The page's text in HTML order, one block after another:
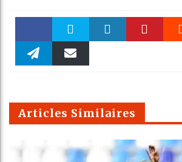
Faceboo Twitter
m
Articles Similaires